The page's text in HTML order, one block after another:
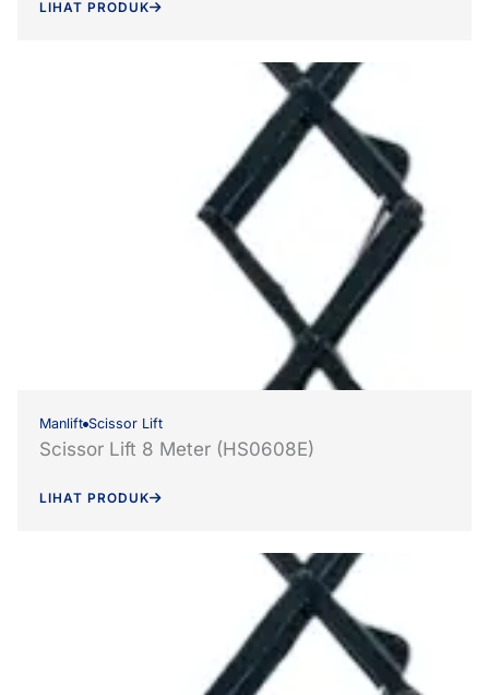
LIHAT PRODUK
Manlift Scissor Lift
Scissor Lift 8 Meter (HS0608E)
LIHAT PRODUK